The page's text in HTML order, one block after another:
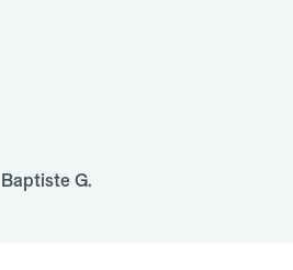
Baptiste G.